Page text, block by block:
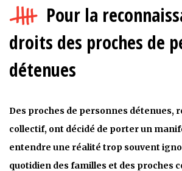
Pour la
droits des proches de
détenues
Des proches de personnes détenues,
collectif, ont décidé de porter un
entendre une réalité trop souvent
quotidien des familles et des proches